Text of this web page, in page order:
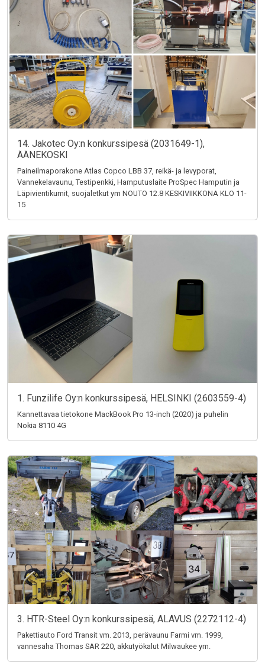
14. Jakotec Oy:n konkurssipesä (2031649-1),
ÄÄNEKOSKI
Paineilmaporakone Atlas Copco LBB 37, reikä- ja levyporat,
Vannekelavaunu, Testipenkki, Hamputuslaite ProSpec Hamputin ja
Läpivientikumit, suojaletkut ym NOUTO 12.8 KESKIVIIKKONA KLO 11-
15
1. Funzilife Oy:n konkurssipesä, HELSINKI (2603559-4)
Kannettavaa tietokone MackBook Pro 13-inch (2020) ja puhelin
Nokia 8110 4G
3. HTR-Steel Oy:n konkurssipesä, ALAVUS (2272112-4)
Pakettiauto Ford Transit vm. 2013, perävaunu Farmi vm. 1999,
vannesaha Thomas SAR 220, akkutyökalut Milwaukee ym.